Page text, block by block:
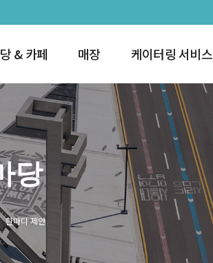
& 카페 매장 케이터링 서비스
당
한마디 제안